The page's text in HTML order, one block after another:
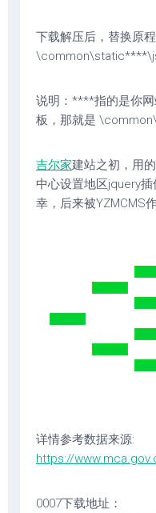
下载解压后，替换原
说明：****指的是你
板，那就是
吉尔家建站之初，用
中心设置地区jquery
幸，后来被YZMCMS
详情参考数据来源:
https://
0007下载地址：